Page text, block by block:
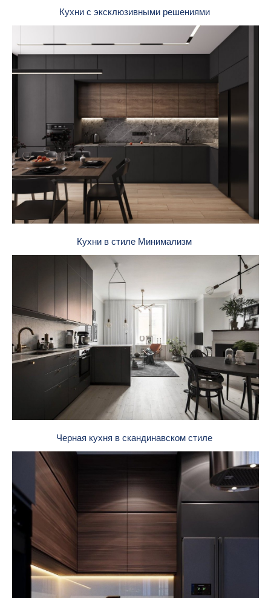
Кухни с эксклюзивными решениями
Кухни в стиле Минимализм
Черная кухня в скандинавском стиле